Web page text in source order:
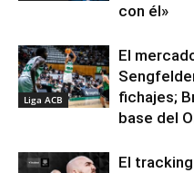
con él»
Liga ACB
El
fichajes;
base del
El